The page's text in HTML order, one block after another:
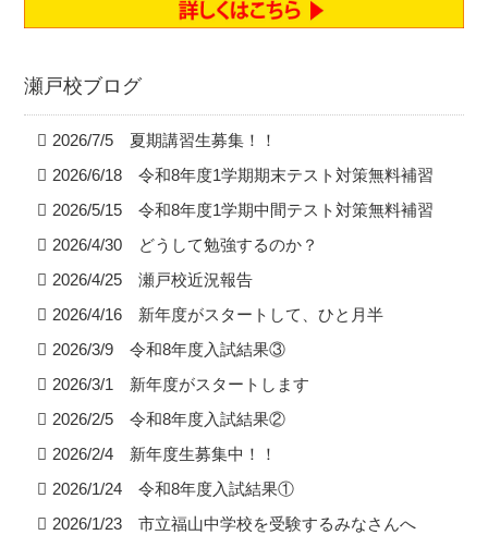
瀬戸校ブログ
2026/7/5 夏期講習生募集！！
2026/6/18 令和8年度1学期期末テスト対策無料補習
2026/5/15 令和8年度1学期中間テスト対策無料補習
2026/4/30 どうして勉強するのか？
2026/4/25 瀬戸校近況報告
2026/4/16 新年度がスタートして、ひと月半
2026/3/9 令和8年度入試結果③
2026/3/1 新年度がスタートします
2026/2/5 令和8年度入試結果②
2026/2/4 新年度生募集中！！
2026/1/24 令和8年度入試結果①
2026/1/23 市立福山中学校を受験するみなさんへ